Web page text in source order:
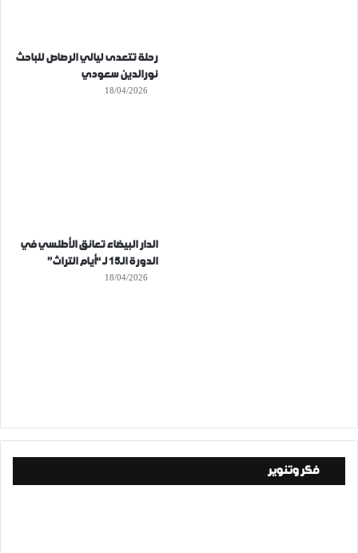
رحلة تتعدى ليالي الرصاص للباحث
نورالدين سعودي
18/04/2026
الدار البيضاء تعانق الأطلسي في
الدورة الـ15 لـ “أيام التراث”
18/04/2026
فكر وتنوير